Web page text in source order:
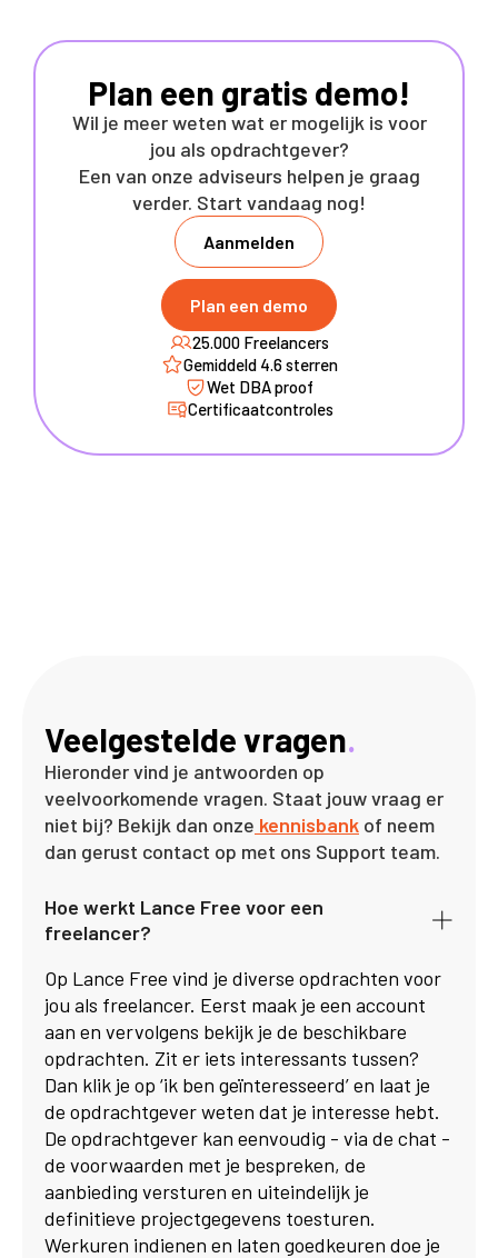
Plan een gratis demo!
Wil je meer weten wat er mogelijk is voor
jou als opdrachtgever?
Een van onze adviseurs helpen je graag
verder. Start vandaag nog!
Aanmelden
Plan een demo
25.000 Freelancers
Gemiddeld 4.6 sterren
Wet DBA proof
Certificaatcontroles
Veelgestelde vragen.
Hieronder vind je antwoorden op
veelvoorkomende vragen. Staat jouw vraag er
niet bij? Bekijk dan onze kennisbank of neem
dan gerust contact op met ons Support team.
Hoe werkt Lance Free voor een
freelancer?
Op Lance Free vind je diverse opdrachten voor
jou als freelancer. Eerst maak je een account
aan en vervolgens bekijk je de beschikbare
opdrachten. Zit er iets interessants tussen?
Dan klik je op ‘ik ben geïnteresseerd’ en laat je
de opdrachtgever weten dat je interesse hebt.
De opdrachtgever kan eenvoudig - via de chat -
de voorwaarden met je bespreken, de
aanbieding versturen en uiteindelijk je
definitieve projectgegevens toesturen.
Werkuren indienen en laten goedkeuren doe je